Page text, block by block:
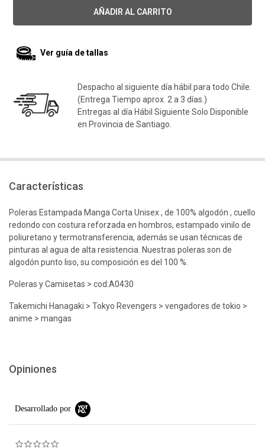
Ver guía de tallas
Despacho al siguiente día hábil para todo Chile.
(Entrega Tiempo aprox. 2 a 3 días.)
Entregas al día Hábil Siguiente Solo Disponible
en Provincia de Santiago.
Características
Poleras Estampada Manga Corta Unisex , de 100% algodón , cuello
redondo con costura reforzada en hombros, estampado vinilo de
poliuretano y termotransferencia, además se usan técnicas de
pinturas al agua de alta resistencia. Nuestras poleras son de
algodón punto liso, su composición es del 100 %.
Poleras y Camisetas > cod:A0430
Takemichi Hanagaki > Tokyo Revengers > vengadores de tokio >
anime > mangas
Opiniones
Desarrollado por